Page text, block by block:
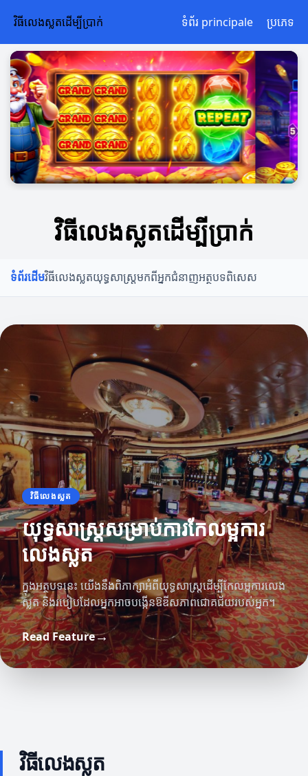
វិធីលេងស្លតដើម្បីប្រាក់ ទំព័រ principale ប្រភេទ
វិធីលេងស្លតដើម្បីប្រាក់
ទំព័រដើមវិធីលេងស្លតយុទ្ធសាស្ត្រមកពីអ្នកជំនាញអត្ថបទពិសេស
វិធីលេងស្លត
យុទ្ធសាស្ត្រសម្រាប់ការកែលម្អការ
លេងស្លត
ក្នុងអត្ថបទនេះ យើងនឹងពិភាក្សាអំពីយុទ្ធសាស្ត្រដើម្បីកែលម្អការលេង
ស្លត និងរបៀបដែលអ្នកអាចបង្កើនឱឌីសភាពជោគជ័យរបស់អ្នក។
Read Feature→
យុទ្ធសាស្ត្រ
យុទ្ធសាស្ត្រដ៏មានប្រសិទ្ធភាពសម្រាប់ការកំណត់
គោលបំណង
មកពីអ្នកជំនាញ
ចំណេះដឹងពីអ្នកជំនាញអំពីអនុវត្តន៍នូវនវានុវត្តន៍ឌីជីថល
វិធីលេងស្លត